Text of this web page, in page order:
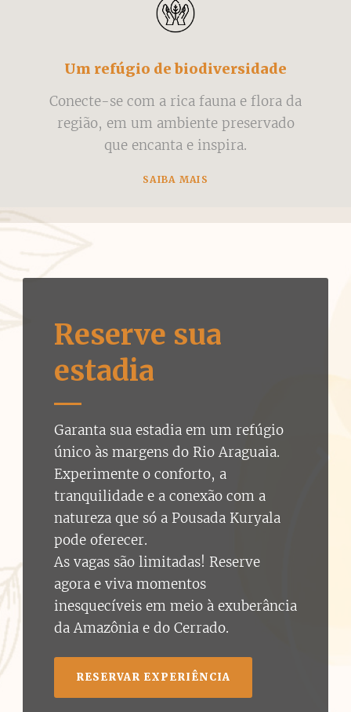
Um refúgio de biodiversidade
Conecte-se com a rica fauna e flora da
região, em um ambiente preservado
que encanta e inspira.
SAIBA MAIS
Reserve sua
estadia
Garanta sua estadia em um refúgio
único às margens do Rio Araguaia.
Experimente o conforto, a
tranquilidade e a conexão com a
natureza que só a Pousada Kuryala
pode oferecer.
As vagas são limitadas! Reserve
agora e viva momentos
inesquecíveis em meio à exuberância
da Amazônia e do Cerrado.
RESERVAR EXPERIÊNCIA